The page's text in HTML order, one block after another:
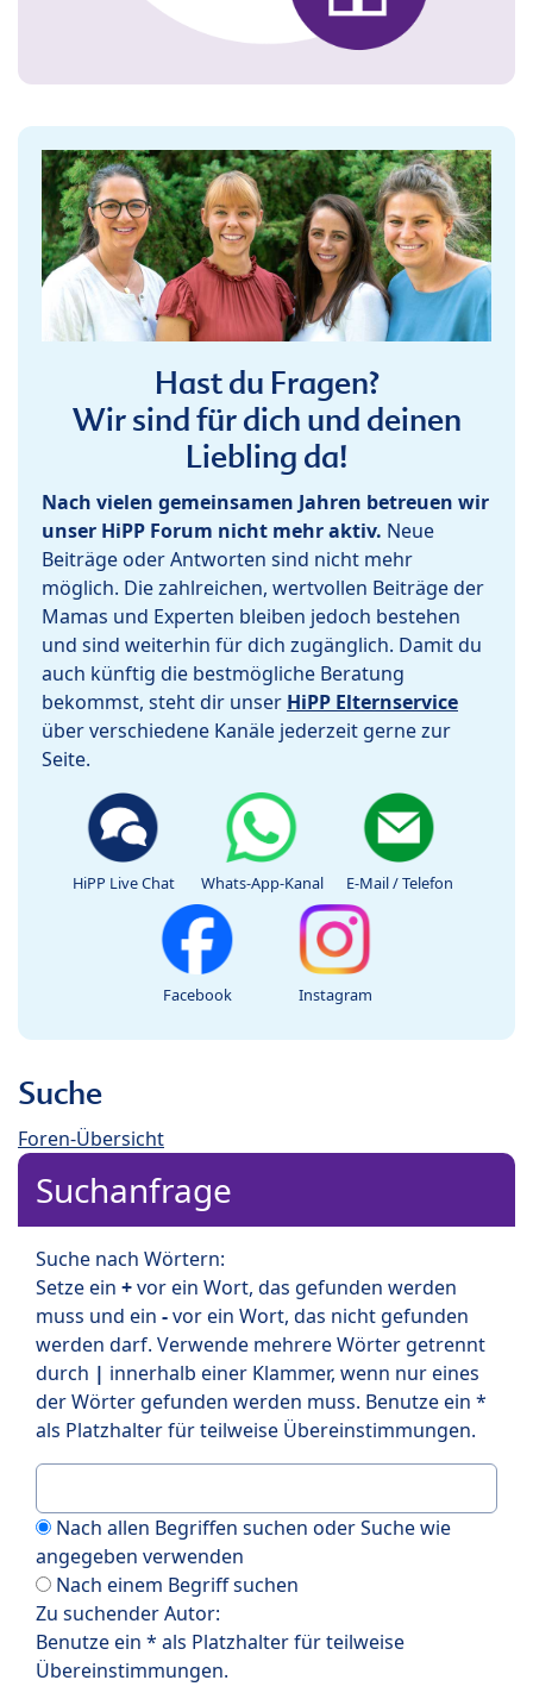
Hast du Fragen?
Wir sind für dich und deinen
Liebling da!
Nach vielen gemeinsamen Jahren betreuen wir
unser HiPP Forum nicht mehr aktiv. Neue
Beiträge oder Antworten sind nicht mehr
möglich. Die zahlreichen, wertvollen Beiträge der
Mamas und Experten bleiben jedoch bestehen
und sind weiterhin für dich zugänglich. Damit du
auch künftig die bestmögliche Beratung
bekommst, steht dir unser HiPP Elternservice
über verschiedene Kanäle jederzeit gerne zur
Seite.
HiPP Live Chat Whats-App-Kanal E-Mail / Telefon
Facebook Instagram
Suche
Foren-Übersicht
Suchanfrage
Suche nach Wörtern:
Setze ein +vor ein Wort, das gefunden werden
muss und ein -vor ein Wort, das nicht gefunden
werden darf. Verwende mehrere Wörter getrennt
durch | innerhalb einer Klammer, wenn nur eines
der Wörter gefunden werden muss. Benutze ein *
als Platzhalter für teilweise Übereinstimmungen.
Nach allen Begriffen suchen oder Suche wie
angegeben verwenden
Nach einem Begriff suchen
Zu suchender Autor:
Benutze ein * als Platzhalter für teilweise
Übereinstimmungen.